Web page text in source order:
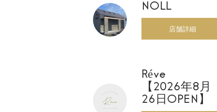
NOLL
店舗詳細
Réve
【2026年8月
26日OPEN】